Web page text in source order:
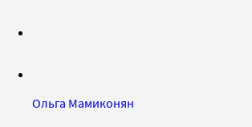
Ольга Мамиконян